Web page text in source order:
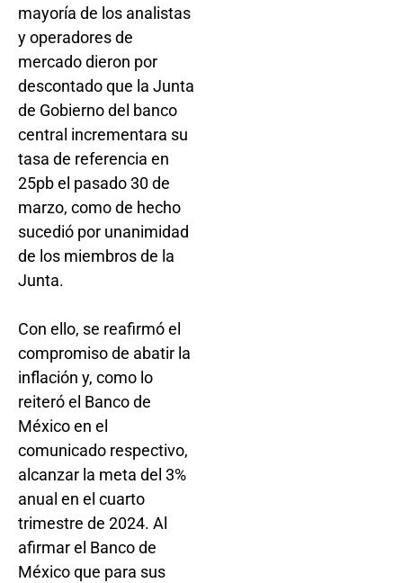
mayoría de los analistas
y operadores de
mercado dieron por
descontado que la Junta
de Gobierno del banco
central incrementara su
tasa de referencia en
25pb el pasado 30 de
marzo, como de hecho
sucedió por unanimidad
de los miembros de la
Junta.
Con ello, se reafirmó el
compromiso de abatir la
inflación y, como lo
reiteró el Banco de
México en el
comunicado respectivo,
alcanzar la meta del 3%
anual en el cuarto
trimestre de 2024. Al
afirmar el Banco de
México que para sus